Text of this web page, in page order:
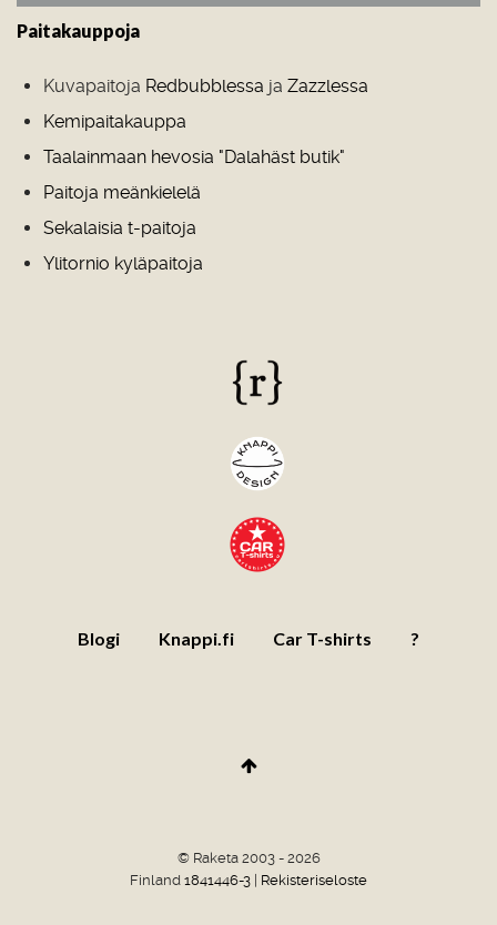
Paitakauppoja
Kuvapaitoja Redbubblessa ja Zazzlessa
Kemipaitakauppa
Taalainmaan hevosia "Dalahäst butik"
Paitoja meänkielelä
Sekalaisia t-paitoja
Ylitornio kyläpaitoja
Blogi Knappi.fi Car T-shirts ?
© Raketa 2003 - 2026
Finland 1841446-3 Rekisteriseloste